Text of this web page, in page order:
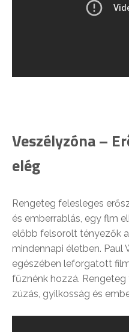
Veszélyzóna –
elég
Rengeteg felesleges
és emberrablás, egy flm
előbb felsorolt tényezők
mindennapi életben. Paul
egészében leforgatott
fűznénk hozzá. Rengeteg
zúzás, gyilkosság és